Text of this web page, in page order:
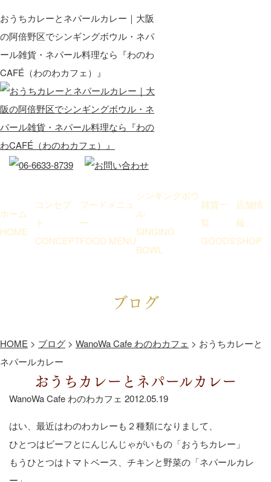
おうちカレーとネパールカレー｜大阪
の阿倍野区でシンギングボウル・ネパ
ール雑貨・ネパール料理なら『わのわ
CAFÉ（わのわカフェ）』
ホーム
HOME
コンセプ
ト
CONCEPT
フードメニュ
ー
FOOD MENU
シンギングボウ
ル
SINGING
BOWL
雑貨一
覧
GOODS
店舗情
報
SHOP
ブログ
HOME > ブログ > WanoWa Cafe わのわカフェ > おうちカレーと
ネパールカレー
おうちカレーとネパールカレー
WanoWa Cafe わのわカフェ 2012.05.19
はい、最近はわのわカレーも２種類になりまして、
ひとつはビーフとにんじんじゃがいもの「おうちカレー」
もうひとつはトマトベース、チキンと野菜の「ネパールカレ